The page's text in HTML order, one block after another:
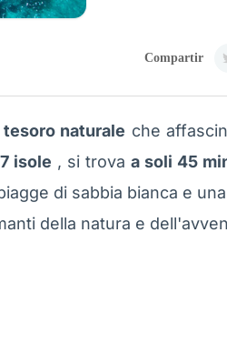
Compartir
naturale che
isole , si trovaa soli 45
di sabbia bianca e
della natura e